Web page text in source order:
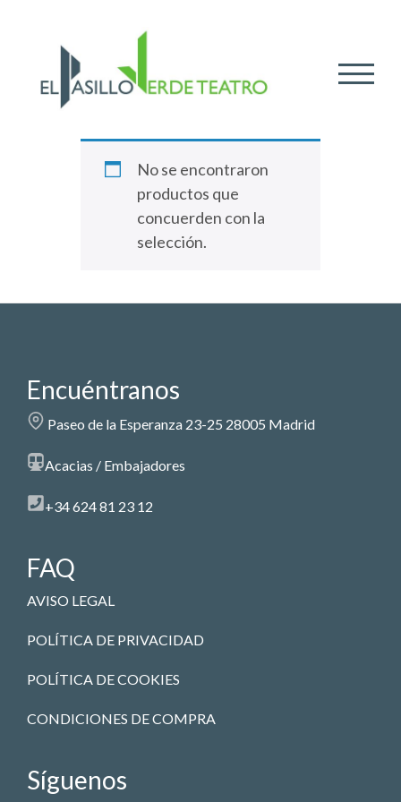
No se encontraron
productos que
concuerden con la
selección.
Encuéntranos
Paseo de la Esperanza 23-25 28005 Madrid
Acacias / Embajadores
+34 624 81 23 12
FAQ
AVISO LEGAL
POLÍTICA DE PRIVACIDAD
POLÍTICA DE COOKIES
CONDICIONES DE COMPRA
Síguenos